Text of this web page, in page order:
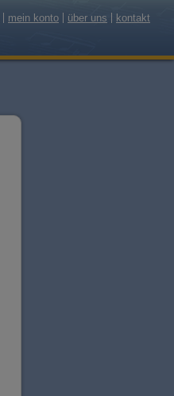
mein konto über uns kontakt